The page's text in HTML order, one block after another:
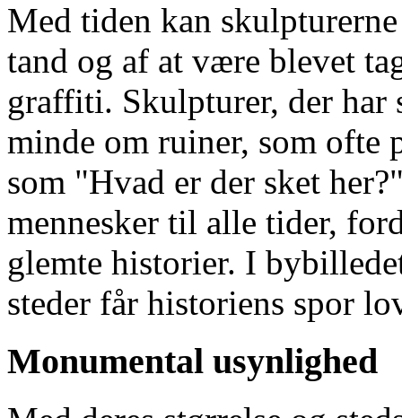
Med tiden kan
tand og af at være blevet
graffiti. Skulpturer, der har
minde om ruiner, som ofte
som "Hvad er der sket
mennesker til alle tider,
glemte historier. I
steder får historiens spor
Monumental usynlighed